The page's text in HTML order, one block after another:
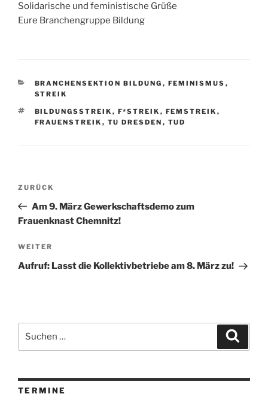
Solidarische und feministische Grüße
Eure Branchengruppe Bildung
KATEGORIEN
BRANCHENSEKTION BILDUNG , FEMINISMUS ,
STREIK
SCHLAGWÖRTER
BILDUNGSSTREIK , F*STREIK , FEMSTREIK ,
FRAUENSTREIK , TU DRESDEN , TUD
Beitragsnavigation
Vorheriger
Beitrag
ZURÜCK
Am 9. März Gewerkschaftsdemo zum
Frauenknast Chemnitz!
Nächster
Beitrag
WEITER
Aufruf: Lasst die Kollektivbetriebe am 8. März zu!
nach:
TERMINE